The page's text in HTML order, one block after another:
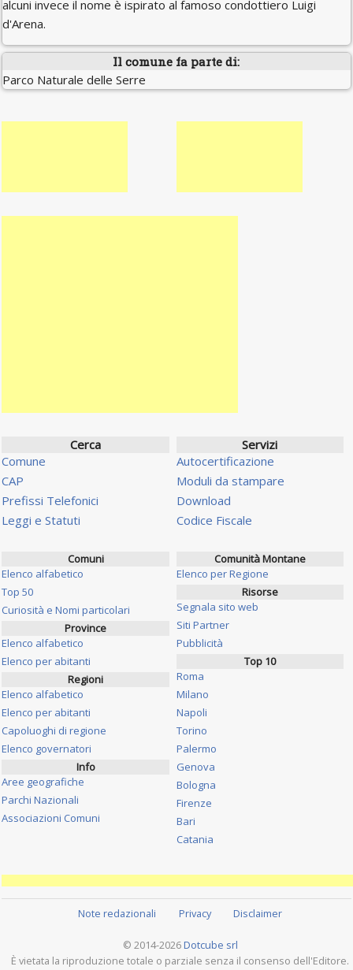
alcuni invece il nome è ispirato al famoso condottiero Luigi
d'Arena.
Il comune fa parte di:
Parco Naturale delle Serre
Cerca
Comune
CAP
Prefissi Telefonici
Leggi e Statuti
Servizi
Autocertificazione
Moduli da stampare
Download
Codice Fiscale
Comuni
Elenco alfabetico
Top 50
Curiosità e Nomi particolari
Province
Elenco alfabetico
Elenco per abitanti
Regioni
Elenco alfabetico
Elenco per abitanti
Capoluoghi di regione
Elenco governatori
Info
Aree geografiche
Parchi Nazionali
Associazioni Comuni
Comunità Montane
Elenco per Regione
Risorse
Segnala sito web
Siti Partner
Pubblicità
Top 10
Roma
Milano
Napoli
Torino
Palermo
Genova
Bologna
Firenze
Bari
Catania
Note redazionali Privacy Disclaimer
© 2014-2026 Dotcube srl
È vietata la riproduzione totale o parziale senza il consenso dell'Editore.